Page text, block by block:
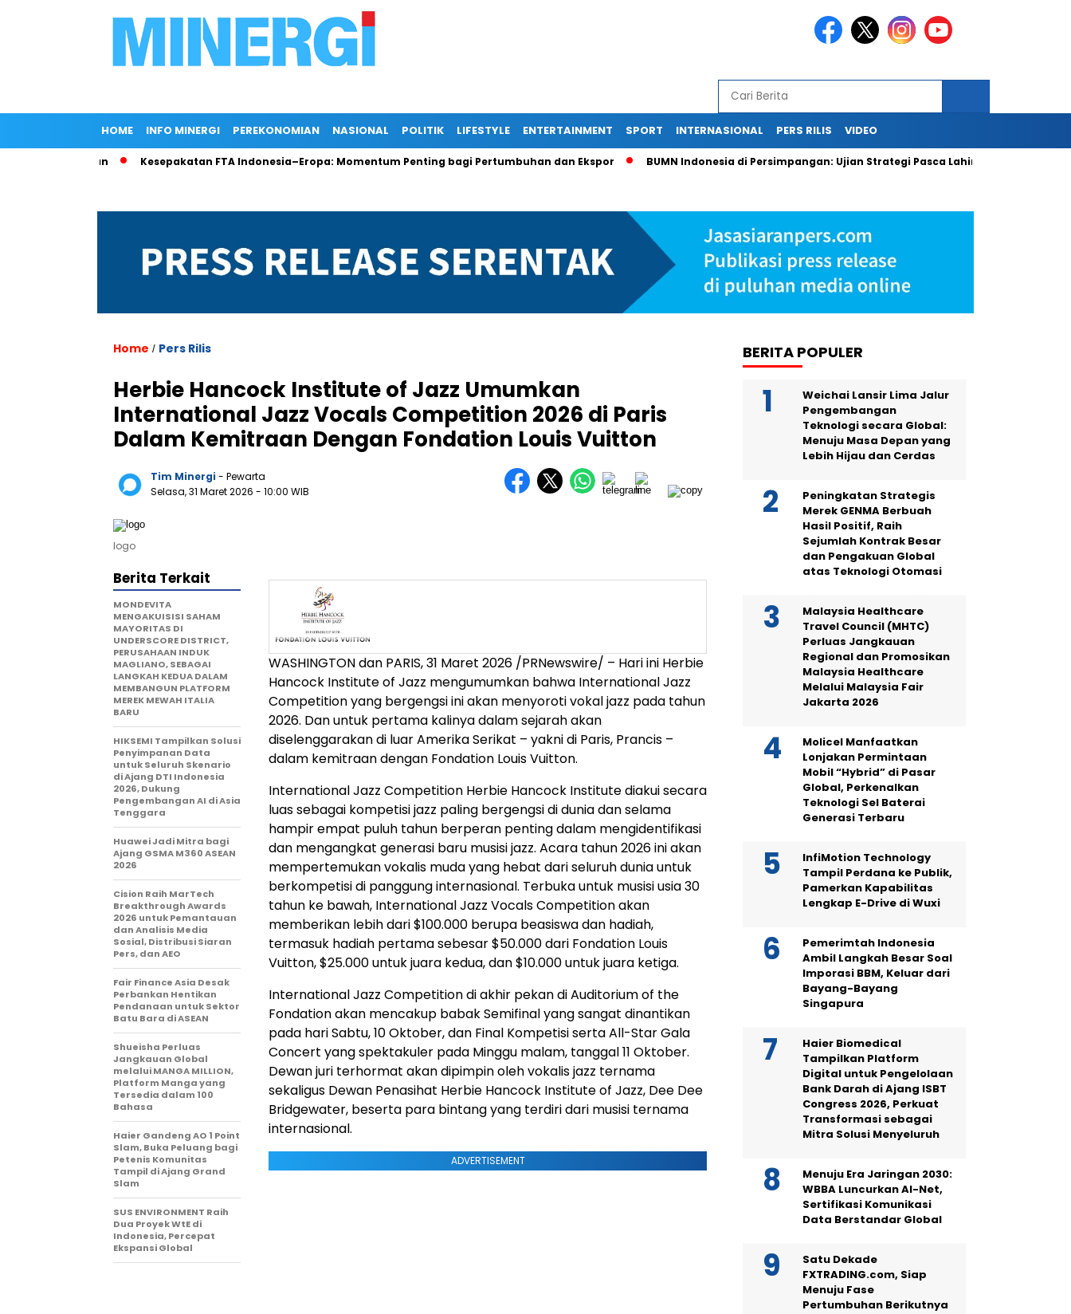
HOME INFO MINERGI PEREKONOMIAN NASIONAL POLITIK LIFESTYLE ENTERTAINMENT SPORT INTERNASIONAL PERS RILIS VIDEO
Kesepakatan FTA Indonesia–Eropa: Momentum Penting bagi Pertumbuhan dan Ekspor BUMN Indonesia di Persimpangan: Ujian Strategi Pasca Lahirnya Danantara
Home / Pers Rilis
Herbie Hancock Institute of Jazz Umumkan
International Jazz Vocals Competition 2026 di Paris
Dalam Kemitraan Dengan Fondation Louis Vuitton
Tim Minergi - Pewarta
Selasa, 31 Maret 2026 - 10:00 WIB
logo
WASHINGTON dan PARIS,31 Maret 2026 /PRNewswire/ – Hari ini Herbie
Hancock Institute of Jazz mengumumkan bahwa International Jazz
Competition yang bergengsi ini akan menyoroti vokal jazz pada tahun
2026. Dan untuk pertama kalinya dalam sejarah akan
diselenggarakan di luar Amerika Serikat – yakni di Paris, Prancis –
dalam kemitraan dengan Fondation Louis Vuitton.
International Jazz Competition Herbie Hancock Institute diakui secara
luas sebagai kompetisi jazz paling bergengsi di dunia dan selama
hampir empat puluh tahun berperan penting dalam mengidentifikasi
dan mengangkat generasi baru musisi jazz. Acara tahun 2026 ini akan
mempertemukan vokalis muda yang hebat dari seluruh dunia untuk
berkompetisi di panggung internasional. Terbuka untuk musisi usia 30
tahun ke bawah, International Jazz Vocals Competition akan
memberikan lebih dari $100.000 berupa beasiswa dan hadiah,
termasuk hadiah pertama sebesar $50.000 dari Fondation Louis
Vuitton, $25.000 untuk juara kedua, dan $10.000 untuk juara ketiga.
International Jazz Competition di akhir pekan di Auditorium of the
Fondation akan mencakup babak Semifinal yang sangat dinantikan
pada hari Sabtu, 10 Oktober, dan Final Kompetisi serta All-Star Gala
Concert yang spektakuler pada Minggu malam, tanggal 11 Oktober.
Dewan juri terhormat akan dipimpin oleh vokalis jazz ternama
sekaligus Dewan Penasihat Herbie Hancock Institute of Jazz, Dee Dee
Bridgewater, beserta para bintang yang terdiri dari musisi ternama
internasional.
ADVERTISEMENT
Berita Terkait
MONDEVITA
MENGAKUISISI SAHAM
MAYORITAS DI
UNDERSCORE DISTRICT,
PERUSAHAAN INDUK
MAGLIANO, SEBAGAI
LANGKAH KEDUA DALAM
MEMBANGUN PLATFORM
MEREK MEWAH ITALIA
BARU
HIKSEMI Tampilkan Solusi
Penyimpanan Data
untuk Seluruh Skenario
di Ajang DTI Indonesia
2026, Dukung
Pengembangan AI di Asia
Tenggara
Huawei Jadi Mitra bagi
Ajang GSMA M360 ASEAN
2026
Cision Raih MarTech
Breakthrough Awards
2026 untuk Pemantauan
dan Analisis Media
Sosial, Distribusi Siaran
Pers, dan AEO
Fair Finance Asia Desak
Perbankan Hentikan
Pendanaan untuk Sektor
Batu Bara di ASEAN
Shueisha Perluas
Jangkauan Global
melalui MANGA MILLION,
Platform Manga yang
Tersedia dalam 100
Bahasa
Haier Gandeng AO 1 Point
Slam, Buka Peluang bagi
Petenis Komunitas
Tampil di Ajang Grand
Slam
SUS ENVIRONMENT Raih
Dua Proyek WtE di
Indonesia, Percepat
Ekspansi Global
BERITA POPULER
Weichai Lansir Lima Jalur
Pengembangan
Teknologi secara Global:
Menuju Masa Depan yang
Lebih Hijau dan Cerdas
Peningkatan Strategis
Merek GENMA Berbuah
Hasil Positif, Raih
Sejumlah Kontrak Besar
dan Pengakuan Global
atas Teknologi Otomasi
Malaysia Healthcare
Travel Council (MHTC)
Perluas Jangkauan
Regional dan Promosikan
Malaysia Healthcare
Melalui Malaysia Fair
Jakarta 2026
Molicel Manfaatkan
Lonjakan Permintaan
Mobil “Hybrid” di Pasar
Global, Perkenalkan
Teknologi Sel Baterai
Generasi Terbaru
InfiMotion Technology
Tampil Perdana ke Publik,
Pamerkan Kapabilitas
Lengkap E-Drive di Wuxi
Pemerimtah Indonesia
Ambil Langkah Besar Soal
Imporasi BBM, Keluar dari
Bayang-Bayang
Singapura
Haier Biomedical
Tampilkan Platform
Digital untuk Pengelolaan
Bank Darah di Ajang ISBT
Congress 2026, Perkuat
Transformasi sebagai
Mitra Solusi Menyeluruh
Menuju Era Jaringan 2030:
WBBA Luncurkan AI-Net,
Sertifikasi Komunikasi
Data Berstandar Global
Satu Dekade
FXTRADING.com, Siap
Menuju Fase
Pertumbuhan Berikutnya